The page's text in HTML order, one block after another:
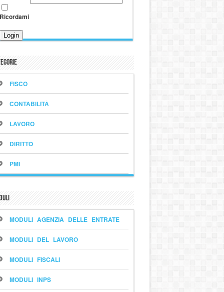
Ricordami
FISCO
CONTABILITÀ
LAVORO
DIRITTO
PMI
MODULI AGENZIA DELLE ENTRATE
MODULI DEL LAVORO
MODULI FISCALI
MODULI INPS